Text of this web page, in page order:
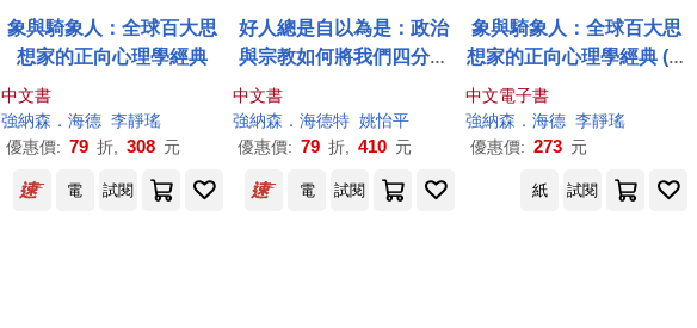
鍾玉玨 鄭媛元Cynthia Yuan Cheng
象與騎象人：全球百大思
想家的正向心理學經典
中文書
強納森．海德 李靜瑤
優惠價: 79 折, 308 元
好人總是自以為是：政治
與宗教如何將我們四分五
裂(長銷經典紀念版)(二版)
中文書
強納森．海德特 姚怡平
優惠價: 79 折, 410 元
象與騎象人：全球百大思
想家的正向心理學經典 (電
中文電子書
強納森．海德 李靜瑤
優惠價: 273 元
電 試閱 電 試閱 紙 試閱